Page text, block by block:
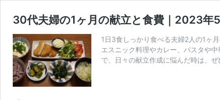
30代夫婦の1ヶ月の献立と食費｜2023年
1日3食しっかり食べる夫婦2人の1ヶ
エスニック料理やカレー、パスタや
で、日々の献立作成に悩んだ時は、